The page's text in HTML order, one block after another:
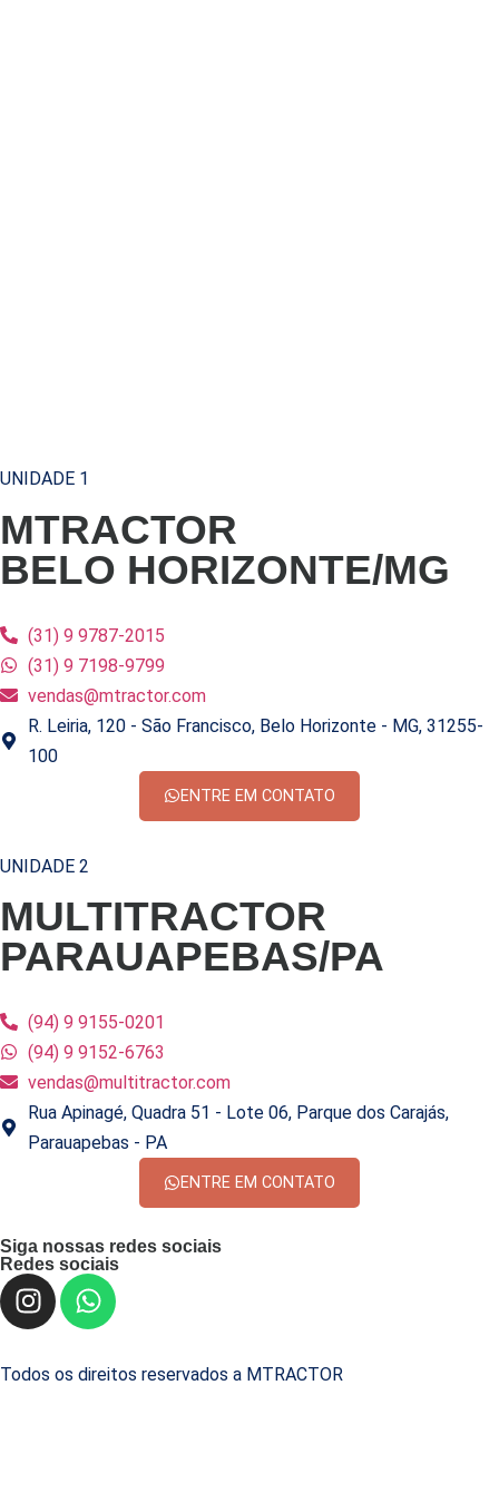
UNIDADE 1
MTRACTOR
BELO HORIZONTE/MG
(31) 9 9787-2015
(31) 9 7198-9799
vendas@mtractor.com
R. Leiria, 120 - São Francisco, Belo Horizonte - MG, 31255-
100
ENTRE EM CONTATO
UNIDADE 2
MULTITRACTOR
PARAUAPEBAS/PA
(94) 9 9155-0201
(94) 9 9152-6763
vendas@multitractor.com
Rua Apinagé, Quadra 51 - Lote 06, Parque dos Carajás,
Parauapebas - PA
ENTRE EM CONTATO
Siga nossas redes sociais
Redes sociais
Todos os direitos reservados a MTRACTOR